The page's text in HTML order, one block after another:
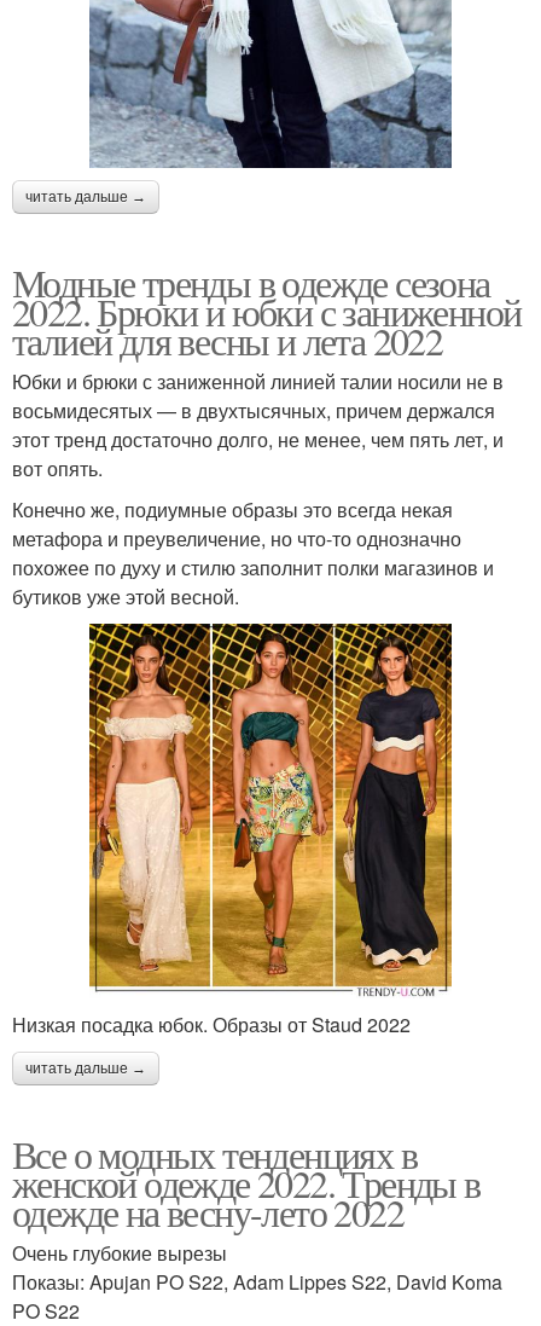
читать дальше →
Модные тренды в одежде сезона
2022. Брюки и юбки с заниженной
талией для весны и лета 2022
Юбки и брюки с заниженной линией талии носили не в
восьмидесятых — в двухтысячных, причем держался
этот тренд достаточно долго, не менее, чем пять лет, и
вот опять.
Конечно же, подиумные образы это всегда некая
метафора и преувеличение, но что-то однозначно
похожее по духу и стилю заполнит полки магазинов и
бутиков уже этой весной.
Низкая посадка юбок. Образы от Staud 2022
читать дальше →
Все о модных тенденциях в
женской одежде 2022. Тренды в
одежде на весну-лето 2022
Очень глубокие вырезы
Показы: Apujan PO S22, Adam Lippes S22, David Koma
PO S22